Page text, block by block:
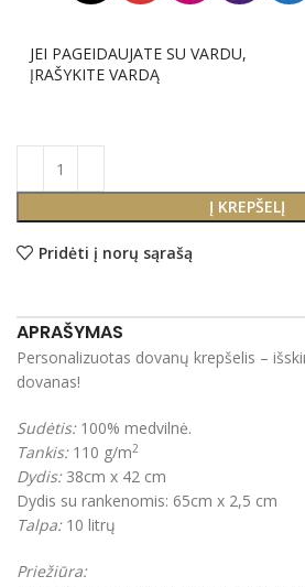
JEI PAGEIDAUJATE SU VARDU,
ĮRAŠYKITE VARDĄ
Į KREPŠELĮ
Pridėti į norų sąrašą
APRAŠYMAS
Personalizuotas dovanų krepšelis –
dovanas!
Sudėtis: 100% medvilnė.
Tankis:110 g/m2
Dydis:38cm x 42 cm
Dydis su rankenomis: 65cm x 2,5 cm
Talpa:10 litrų
Priežiūra: